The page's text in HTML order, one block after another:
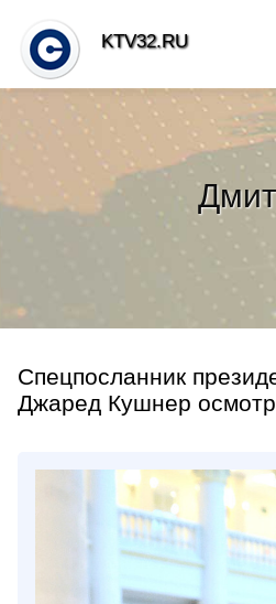
Спецпосланник
Джаред Кушнер
KTV32.RU